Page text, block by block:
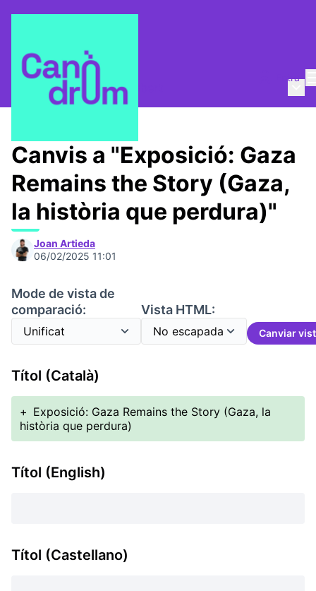
Entra
Qui som? Canòdrom Obert
Canvis a "Exposició: Gaza
Remains the Story (Gaza,
la història que perdura)"
Joan Artieda
06/02/2025 11:01
Mode de vista de
comparació:
Vista HTML:
Canviar
Títol (Català)
+ Exposició: Gaza Remains the Story (Gaza, la
història que perdura)
Títol (English)
Títol (Castellano)